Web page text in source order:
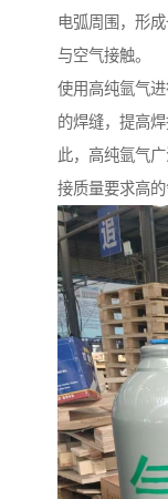
电弧周围，形
与空气接触。
使用高纯氩气
的焊缝，提高
此，高纯氩气
接质量要求高的